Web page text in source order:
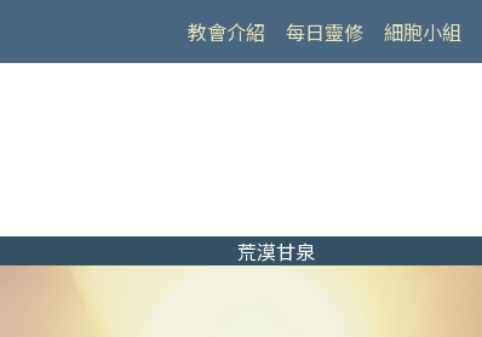
教會介紹 每日靈修 細胞小組
荒漠甘泉